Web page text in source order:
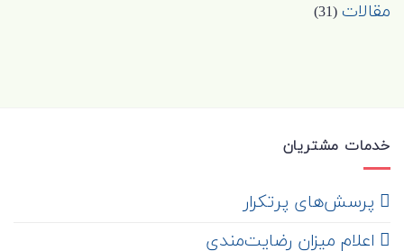
مقالات (31)
خدمات مشتریان
‌ پرسش‌های پرتکرار
اعلام میزان رضایت‌مندی